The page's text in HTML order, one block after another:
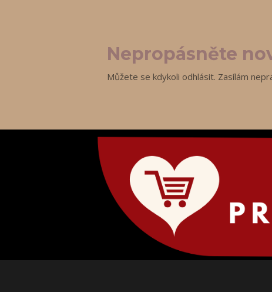
Nepropásněte
Můžete se kdykoli odhlásit. Zasílám